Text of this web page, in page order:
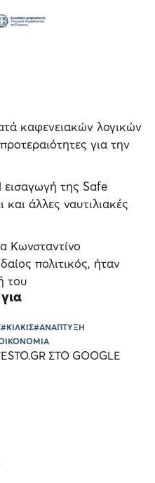
καφενειακών λογικών
για την
της Safe
άλλες ναυτιλιακές
Κωνσταντίνο
πολιτικός, ήταν
του
#ΚΙΛΚΙΣ#ΑΝΑΠΤΥΞΗ
ΣΤΟ GOOGLE